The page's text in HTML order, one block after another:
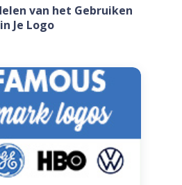
van het Gebruiken
Je Logo